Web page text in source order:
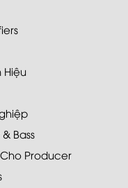
Hiệu
Bass
Producer